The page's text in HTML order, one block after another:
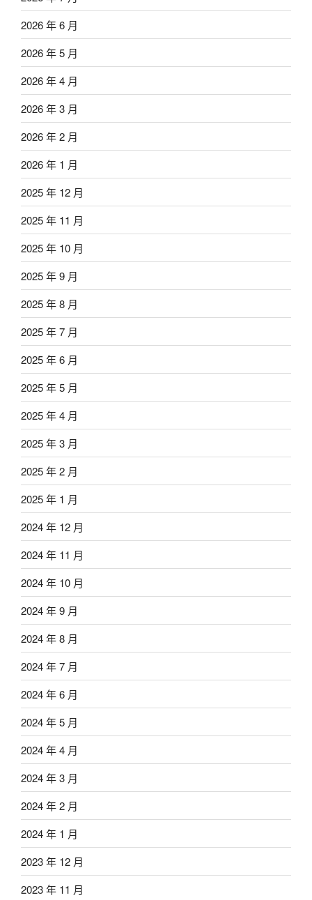
2026 年 6 月
2026 年 5 月
2026 年 4 月
2026 年 3 月
2026 年 2 月
2026 年 1 月
2025 年 12 月
2025 年 11 月
2025 年 10 月
2025 年 9 月
2025 年 8 月
2025 年 7 月
2025 年 6 月
2025 年 5 月
2025 年 4 月
2025 年 3 月
2025 年 2 月
2025 年 1 月
2024 年 12 月
2024 年 11 月
2024 年 10 月
2024 年 9 月
2024 年 8 月
2024 年 7 月
2024 年 6 月
2024 年 5 月
2024 年 4 月
2024 年 3 月
2024 年 2 月
2024 年 1 月
2023 年 12 月
2023 年 11 月